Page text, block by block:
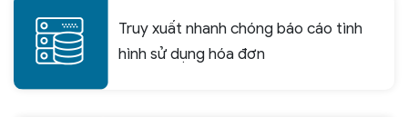
Truy xuất nhanh chóng báo cáo tình
hình sử dụng hóa đơn